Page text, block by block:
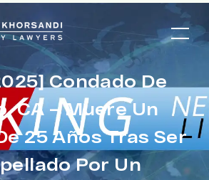
Condado De
CA – Muere Un
25 Años Tras Ser
Por Un